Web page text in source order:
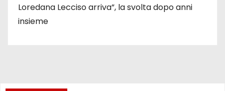
Loredana Lecciso arriva”, la svolta dopo anni
insieme